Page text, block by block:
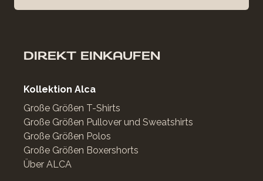
DIREKT EINKAUFEN
Kollektion Alca
Große Größen T-Shirts
Große Größen Pullover und Sweatshirts
Große Größen Polos
Große Größen Boxershorts
Über ALCA